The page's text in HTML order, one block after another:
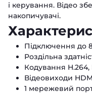
і керування. Відео
накопичувачі.
Підключення до
Роздільна
Кодування H.264,
Відеовиходи
1 мережевий